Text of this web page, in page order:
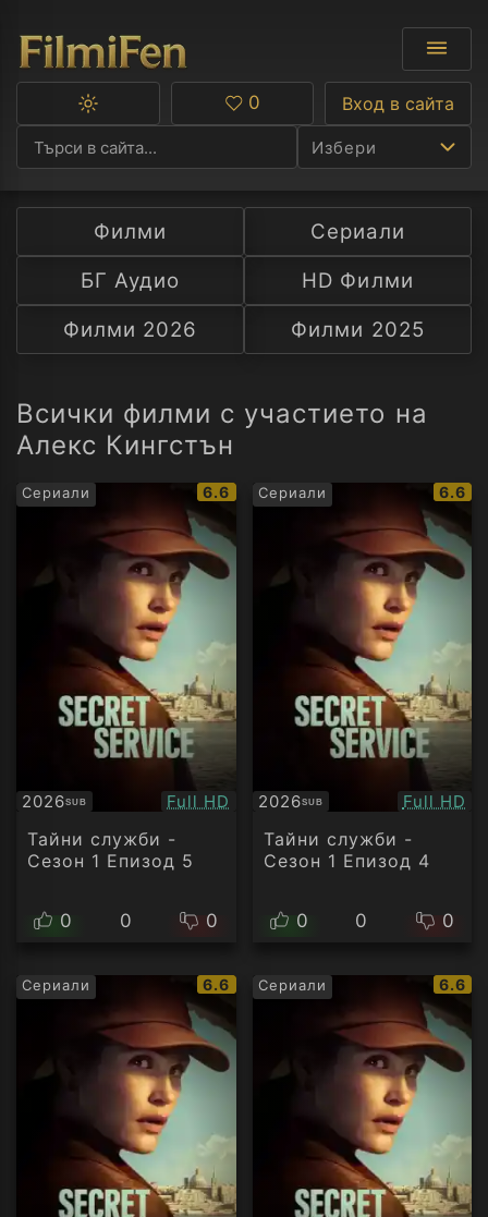
Избери
Ф
С
А
Превключване
тъмна
тема
Любими
0 Вход в сайта
Филми
Сериали
БГ Аудио
HD Филми
Филми 2026
Филми 2025
Всички филми с участието на
Алекс Кингстън
Сериали
IMDb
рейтинг:
6.6
2026SUB
Субтитри Качество:
Full HD
Тайни служби -
Сезон 1 Епизод 5
0 0 0
Сериали
IMDb
6.6
2026SUB
Субтитри Full HD
Тайни служби -
Сезон 1 Епизод 4
0 0 0
Сериали
IMDb
рейтинг:
6.6 Сериали
IMDb
6.6